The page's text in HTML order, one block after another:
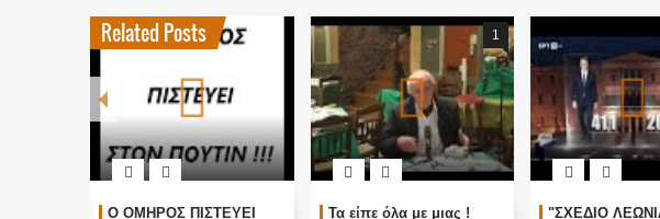
Related Posts
Annunaki : Η αλήθεια της
ΑΤΛΑΝΤΙΔΑ, ΠΑΓΚΟΣΜΙΟΙ
Ο ΟΜΗΡΟΣ ΠΙΣΤΕΥΕΙ